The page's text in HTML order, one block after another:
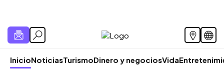
InicioNoticiasTurismoDinero y negociosVida